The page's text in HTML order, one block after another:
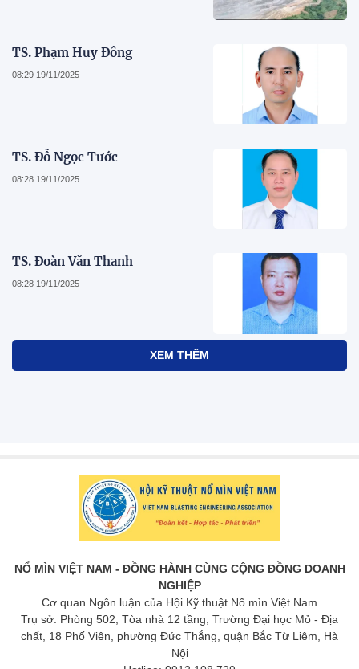
TS. Phạm Huy Đông
08:29 19/11/2025
TS. Đỗ Ngọc Tước
08:28 19/11/2025
TS. Đoàn Văn Thanh
08:28 19/11/2025
Hội Kỹ thuật Nổ mìn Việt Nam
KHAI THÁC LỘ THIÊN (1965-
PGS.TS. Phạm Văn Hòa
20:38 26/10/2025